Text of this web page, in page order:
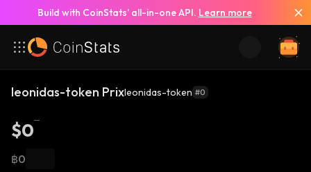
Build with CoinStats’ all-in-one API. Learn more
leonidas-token Prixleonidas-token #0
$0
฿0